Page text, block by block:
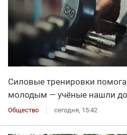
Силовые тренировки
молодым — учёные нашли
Общество сегодня, 15:42